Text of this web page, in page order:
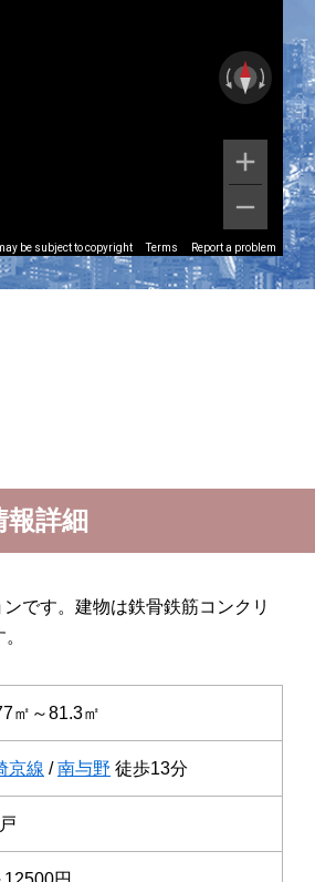
be subject to copyright Terms Report a problem
詳細
です。建物は鉄骨鉄筋コンクリ
㎡～81.3㎡
京線 /南与野 徒歩13分